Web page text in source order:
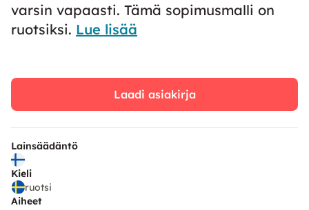
varsin vapaasti. Tämä sopimusmalli on
ruotsiksi. Lue lisää
Lainsäädäntö
Kieli
ruotsi
Aiheet
Laadi asiakirja